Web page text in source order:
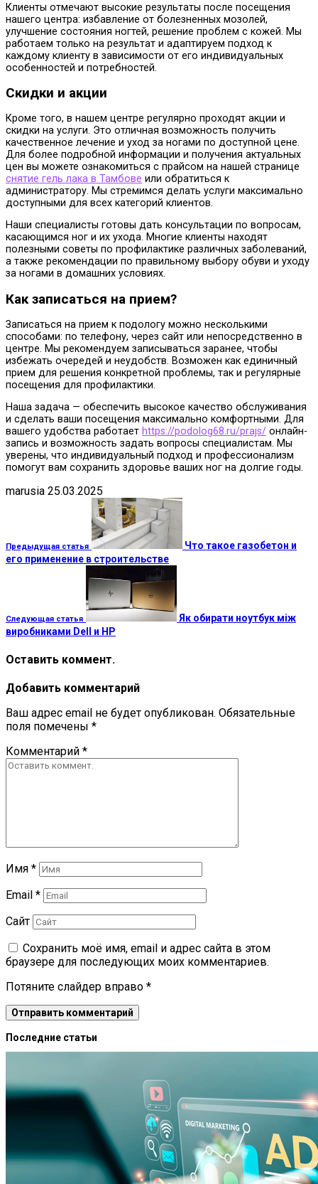
Клиенты отмечают высокие результаты после посещения
нашего центра: избавление от болезненных мозолей,
улучшение состояния ногтей, решение проблем с кожей. Мы
работаем только на результат и адаптируем подход к
каждому клиенту в зависимости от его индивидуальных
особенностей и потребностей.
Скидки и акции
Кроме того, в нашем центре регулярно проходят акции и
скидки на услуги. Это отличная возможность получить
качественное лечение и уход за ногами по доступной цене.
Для более подробной информации и получения актуальных
цен вы можете ознакомиться с прайсом на нашей странице
снятие гель лака в Тамбове или обратиться к
администратору. Мы стремимся делать услуги максимально
доступными для всех категорий клиентов.
Наши специалисты готовы дать консультации по вопросам,
касающимся ног и их ухода. Многие клиенты находят
полезными советы по профилактике различных заболеваний,
а также рекомендации по правильному выбору обуви и уходу
за ногами в домашних условиях.
Как записаться на прием?
Записаться на прием к подологу можно несколькими
способами: по телефону, через сайт или непосредственно в
центре. Мы рекомендуем записываться заранее, чтобы
избежать очередей и неудобств. Возможен как единичный
прием для решения конкретной проблемы, так и регулярные
посещения для профилактики.
Наша задача — обеспечить высокое качество обслуживания
и сделать ваши посещения максимально комфортными. Для
вашего удобства работает https://podolog68.ru/prajs/ онлайн-
запись и возможность задать вопросы специалистам. Мы
уверены, что индивидуальный подход и профессионализм
помогут вам сохранить здоровье ваших ног на долгие годы.
marusia 25.03.2025
Предыдущая статья
Что такое газобетон и
его применение в строительстве
Следующая статья
Як обирати ноутбук між
виробниками Dell и HP
Оставить коммент.
Добавить комментарий
Ваш адрес email не будет опубликован. Обязательные
поля помечены *
Комментарий *
Имя *
Email *
Сайт
Сохранить моё имя, email и адрес сайта в этом
браузере для последующих моих комментариев.
Потяните слайдер вправо *
Последние статьи